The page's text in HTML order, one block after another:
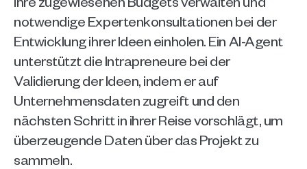
notwendige Expertenkonsultationen bei der
Entwicklung ihrer Ideen einholen. Ein AI-Agent
unterstützt die Intrapreneure bei der
Validierung der Ideen, indem er auf
Unternehmensdaten zugreift und den
nächsten Schritt in ihrer Reise vorschlägt, um
überzeugende Daten über das Projekt zu
sammeln.